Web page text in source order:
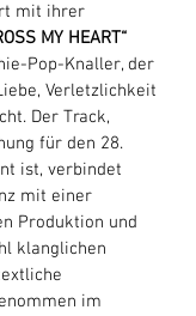
mit ihrer
MY HEART“
Pop-Knaller, der
Verletzlichkeit
Der Track,
für den 28.
ist, verbindet
mit einer
Produktion und
klanglichen
im